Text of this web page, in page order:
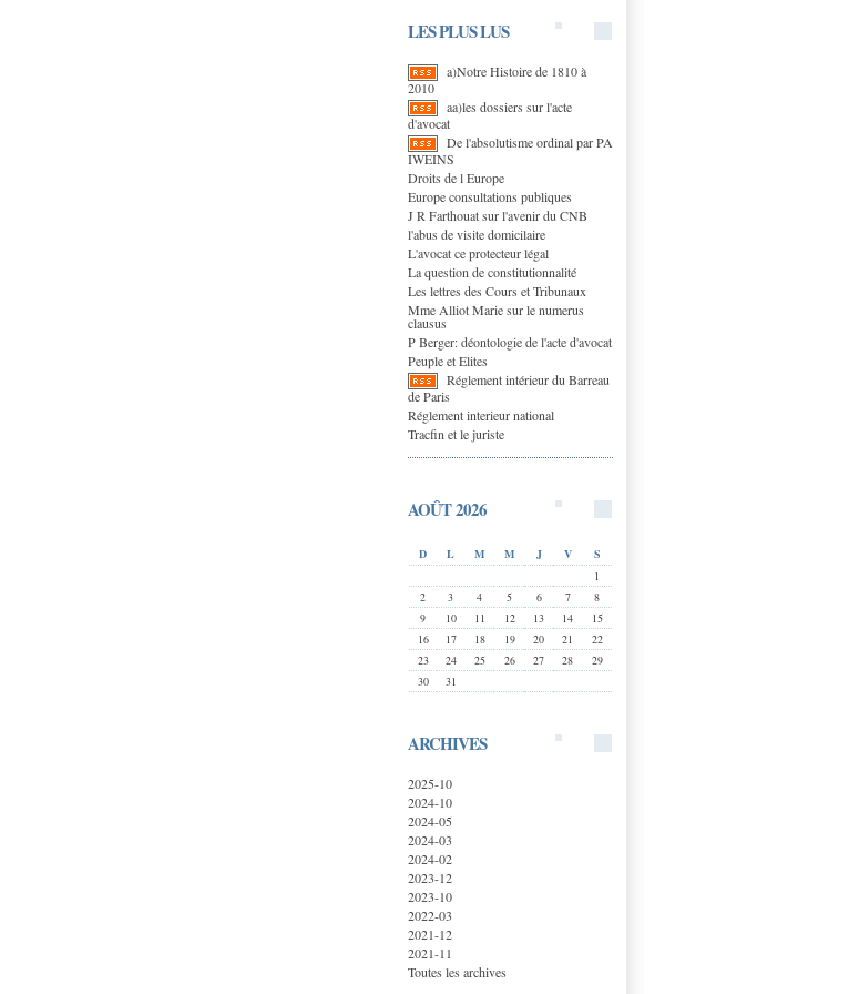
LES PLUS LUS
a)Notre Histoire de 1810 à
2010
aa)les dossiers sur l'acte
d'avocat
De l'absolutisme ordinal par PA
IWEINS
Droits de l Europe
Europe consultations publiques
J R Farthouat sur l'avenir du CNB
l'abus de visite domicilaire
L'avocat ce protecteur légal
La question de constitutionnalité
Les lettres des Cours et Tribunaux
Mme Alliot Marie sur le numerus
clausus
P Berger: déontologie de l'acte d'avocat
Peuple et Elites
Réglement intérieur du Barreau
de Paris
Réglement interieur national
Tracfin et le juriste
AOÛT 2026
D L M M J V
S
1
2
3 4 5 6 7
8
9
10 11 12 13 14
15
16
17 18 19 20 21
22
23
24 25 26 27 28
29
30
31
ARCHIVES
2025-10
2024-10
2024-05
2024-03
2024-02
2023-12
2023-10
2022-03
2021-12
2021-11
Toutes les archives